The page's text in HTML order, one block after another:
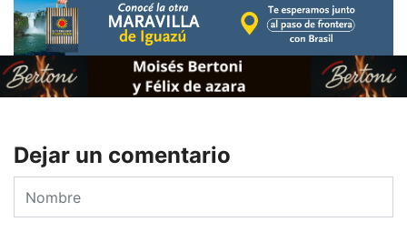
Dejar un comentario